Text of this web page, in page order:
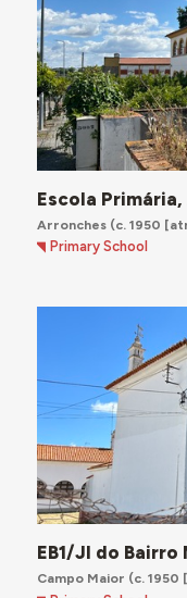
Escola
Arronches(c. 1950
Primary School
EB1/JI do
Campo Maior (c. 1950